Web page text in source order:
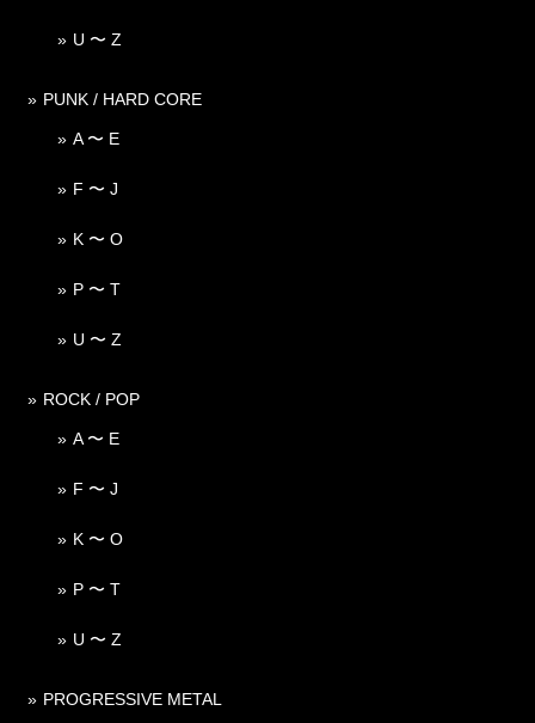
U 〜 Z
PUNK / HARD CORE
A 〜 E
F 〜 J
K 〜 O
P 〜 T
U 〜 Z
ROCK / POP
A 〜 E
F 〜 J
K 〜 O
P 〜 T
U 〜 Z
PROGRESSIVE METAL